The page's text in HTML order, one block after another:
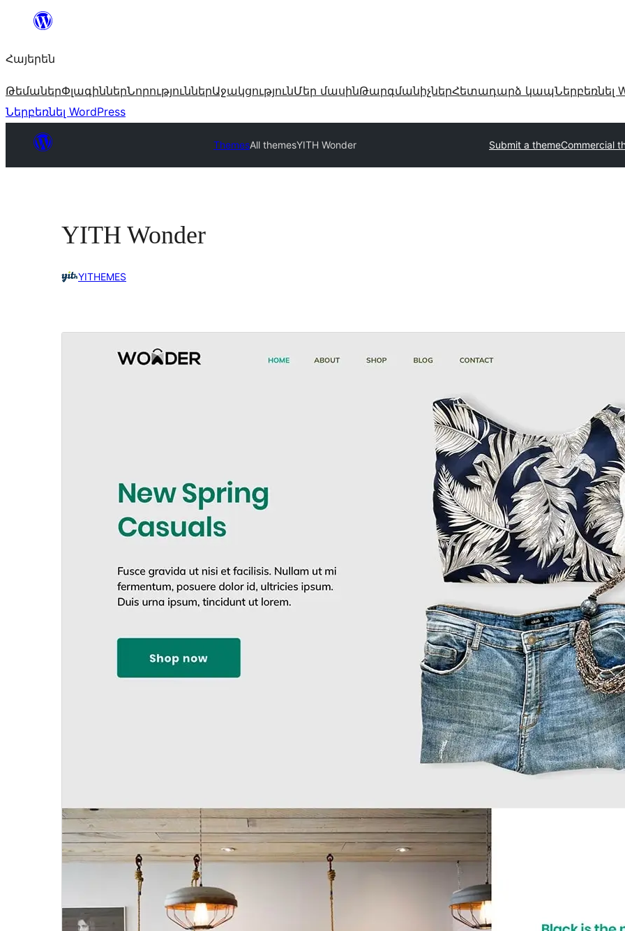
Անցնել
Հայերեն
ԹեմաներՓլագիններՆորություններԱջակցությունՄեր մասինԹարգմանիչներՀետադարձ կապՆերբեռնել
Ներբեռնել WordPress
ThemesAll themesYITH Wonder Submit a themeCommercial
YITH Wonder
YITHEMES